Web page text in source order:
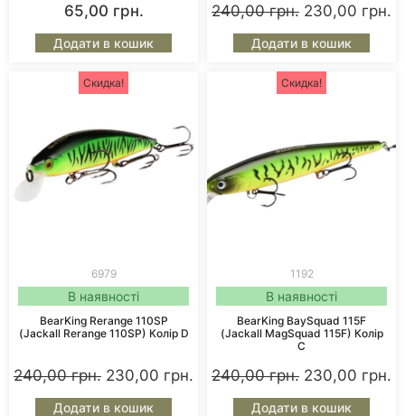
65,00 грн.
Додати в кошик
240,00грн. 230,00 грн.
Додати в кошик
Скидка!
6979
В наявності
BearKing Rerange 110SP
(Jackall Rerange 110SP) Колір D
240,00грн. 230,00 грн.
Додати в кошик
Скидка!
1192
В наявності
BearKing BaySquad 115F
(Jackall MagSquad 115F) Колір
C
240,00грн. 230,00 грн.
Додати в кошик